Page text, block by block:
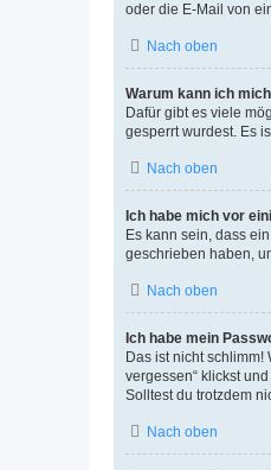
oder die E-Mail von
Nach oben
Warum kann ich
Dafür gibt es viele
gesperrt wurdest. Es
Nach oben
Ich habe mich vor
Es kann sein, dass
geschrieben haben,
Nach oben
Ich habe mein
Das ist nicht
vergessen“ klickst
Solltest du trotzdem
Nach oben